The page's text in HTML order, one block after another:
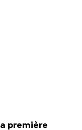
première